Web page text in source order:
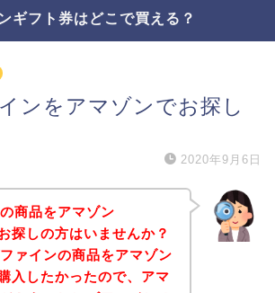
ギフト券はどこで買える？
ンをアマゾンでお探し
2020年9月6日
商品をアマゾン
探しの方はいませんか？
ァインの商品をアマゾン
入したかったので、アマ